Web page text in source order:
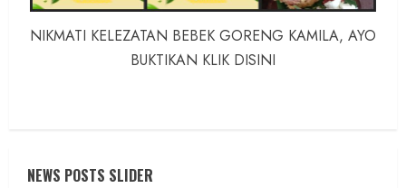
NIKMATI KELEZATAN BEBEK GORENG KAMILA, AYO
BUKTIKAN KLIK DISINI
NEWS POSTS SLIDER